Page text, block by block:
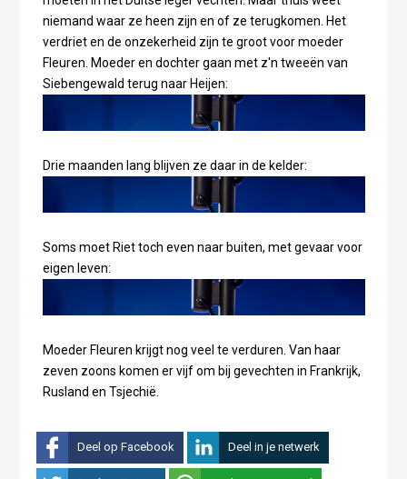
niemand waar ze heen zijn en of ze terugkomen. Het
verdriet en de onzekerheid zijn te groot voor moeder
Fleuren. Moeder en dochter gaan met z'n tweeën van
Siebengewald terug naar Heijen:
Drie maanden lang blijven ze daar in de kelder:
Soms moet Riet toch even naar buiten, met gevaar voor
eigen leven:
Moeder Fleuren krijgt nog veel te verduren. Van haar
zeven zoons komen er vijf om bij gevechten in Frankrijk,
Rusland en Tsjechië.
Deel op Facebook Deel in je netwerk